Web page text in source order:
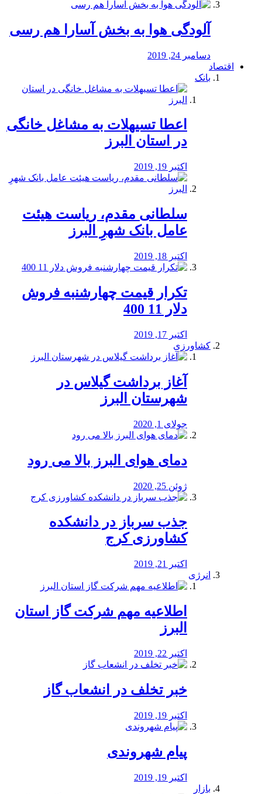
آلودگی هوا به بخش آسارا هم رسی
دسامبر 24, 2019
اقتصاد
بانک
️اعطا تسیهلات به مشاغل خانگی
در استان البرز
اکتبر 19, 2019
سلطانی مقدم، ریاست هیئت
عامل بانک شهرِ البرز
اکتبر 18, 2019
تکرار قیمت چهارشنبه فروش
دلار 11 400
اکتبر 17, 2019
کشاورزی
آغاز برداشت گیلاس در
شهرستان البرز
جولای 1, 2020
دمای هوای البرز بالا می رود
ژوئن 25, 2020
جذب سرباز در دانشکده
کشاورزی کرج
اکتبر 21, 2019
انرژی
️اطلاعیه مهم شرکت گاز استان
البرز
اکتبر 22, 2019
خبر تخلف در انشعاب گاز
اکتبر 19, 2019
پیام شهروندی
اکتبر 19, 2019
بازار